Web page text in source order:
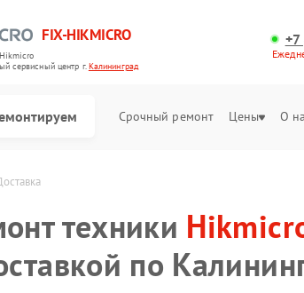
FIX-HIKMICRO
cервисный центр г.Калининград
Срочный ремонт Цены О
техники
по